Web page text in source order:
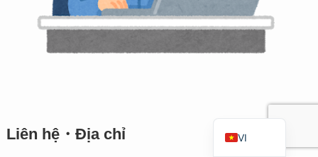
Liên hệ・Địa chỉ VI
DE